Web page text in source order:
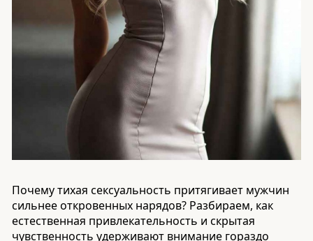
Почему тихая сексуальность притягивает мужчин
сильнее откровенных нарядов? Разбираем, как
естественная привлекательность и скрытая
чувственность удерживают внимание гораздо